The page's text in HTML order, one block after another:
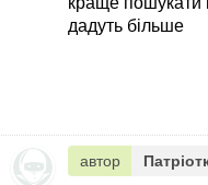
дадуть більше
автор